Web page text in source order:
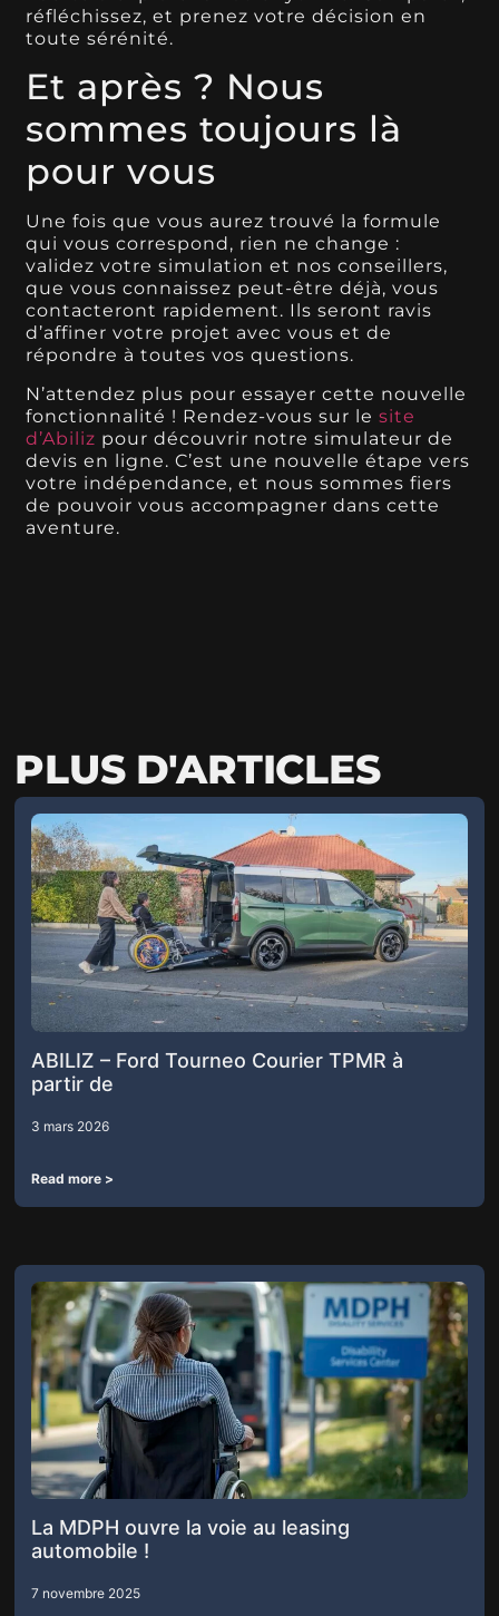
réfléchissez, et prenez votre décision en
toute sérénité.
Et après ? Nous
sommes toujours là
pour vous
Une fois que vous aurez trouvé la formule
qui vous correspond, rien ne change :
validez votre simulation et nos conseillers,
que vous connaissez peut-être déjà, vous
contacteront rapidement. Ils seront ravis
d’affiner votre projet avec vous et de
répondre à toutes vos questions.
N’attendez plus pour essayer cette nouvelle
fonctionnalité ! Rendez-vous sur lesite
d’Abiliz pour découvrir notre simulateur de
devis en ligne. C’est une nouvelle étape vers
votre indépendance, et nous sommes fiers
de pouvoir vous accompagner dans cette
aventure.
PLUS D'ARTICLES
ABILIZ – Ford Tourneo Courier TPMR à
partir de
3 mars 2026
Read more >
La MDPH ouvre la voie au leasing
automobile !
7 novembre 2025